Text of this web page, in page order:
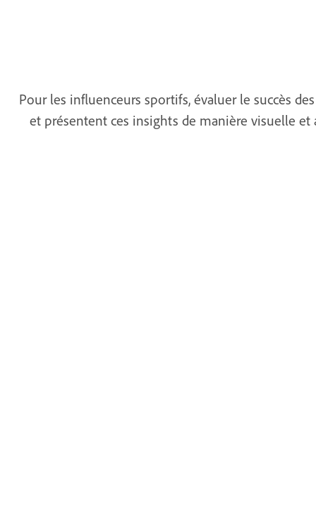
Pour les influenceurs sportifs, évaluer le succès
et présentent ces insights de manière visuelle